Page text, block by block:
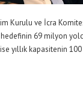
Kurulu ve İcra
hedefinin 69 milyon
yıllık kapasitenin